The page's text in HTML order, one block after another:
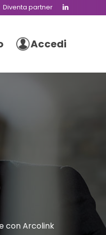
Diventa partner
Accedi
con Arcolink